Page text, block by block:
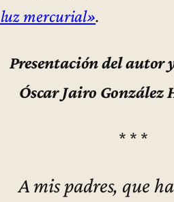
luz mercurial».
Presentación del autor
Óscar Jairo González
* * *
A mis padres, que